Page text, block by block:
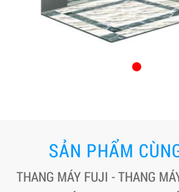
SẢN PHẨM
THANG MÁY FUJI - THANG